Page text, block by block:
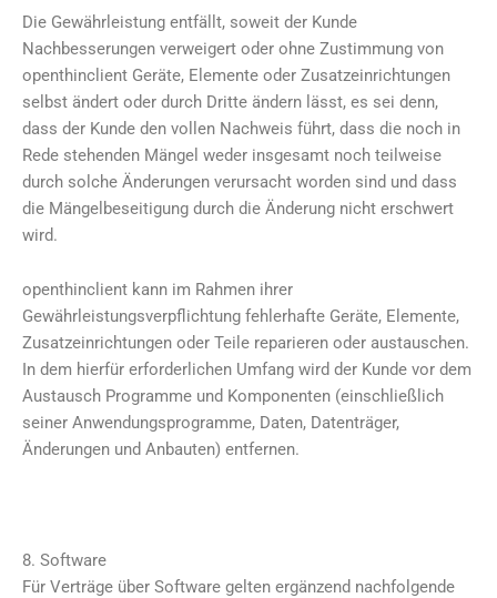
Die Gewährleistung entfällt, soweit der Kunde
Nachbesserungen verweigert oder ohne Zustimmung von
openthinclient Geräte, Elemente oder Zusatzeinrichtungen
selbst ändert oder durch Dritte ändern lässt, es sei denn,
dass der Kunde den vollen Nachweis führt, dass die noch in
Rede stehenden Mängel weder insgesamt noch teilweise
durch solche Änderungen verursacht worden sind und dass
die Mängelbeseitigung durch die Änderung nicht erschwert
wird.
openthinclient kann im Rahmen ihrer
Gewährleistungsverpflichtung fehlerhafte Geräte, Elemente,
Zusatzeinrichtungen oder Teile reparieren oder austauschen.
In dem hierfür erforderlichen Umfang wird der Kunde vor dem
Austausch Programme und Komponenten (einschließlich
seiner Anwendungsprogramme, Daten, Datenträger,
Änderungen und Anbauten) entfernen.
8. Software
Für Verträge über Software gelten ergänzend nachfolgende